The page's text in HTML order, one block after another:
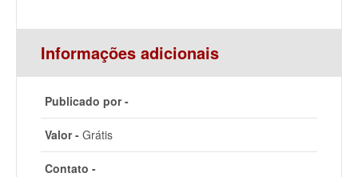
Informações adicionais
Publicado por -
Valor - Grátis
Contato -